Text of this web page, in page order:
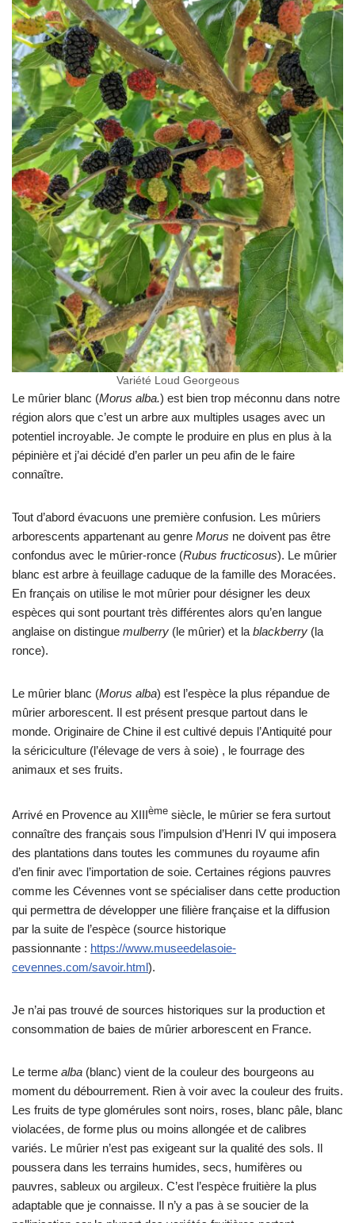
Variété Loud Georgeous
Le mûrier blanc (Morus alba.) est bien trop méconnu dans notre
région alors que c’est un arbre aux multiples usages avec un
potentiel incroyable. Je compte le produire en plus en plus à la
pépinière et j’ai décidé d’en parler un peu afin de le faire
connaître.
Tout d’abord évacuons une première confusion. Les mûriers
arborescents appartenant au genre Morus ne doivent pas être
confondus avec le mûrier-ronce (Rubus fructicosus). Le mûrier
blanc est arbre à feuillage caduque de la famille des Moracées.
En français on utilise le mot mûrier pour désigner les deux
espèces qui sont pourtant très différentes alors qu’en langue
anglaise on distingue mulberry (le mûrier) et la blackberry (la
ronce).
Le mûrier blanc (Morus alba) est l’espèce la plus répandue de
mûrier arborescent. Il est présent presque partout dans le
monde. Originaire de Chine il est cultivé depuis l’Antiquité pour
la sériciculture (l’élevage de vers à soie) , le fourrage des
animaux et ses fruits.
Arrivé en Provence au XIIIème siècle, le mûrier se fera surtout
connaître des français sous l’impulsion d’Henri IV qui imposera
des plantations dans toutes les communes du royaume afin
d’en finir avec l’importation de soie. Certaines régions pauvres
comme les Cévennes vont se spécialiser dans cette production
qui permettra de développer une filière française et la diffusion
par la suite de l’espèce (source historique
passionnante : https://www.museedelasoie-
cevennes.com/savoir.html).
Je n’ai pas trouvé de sources historiques sur la production et
consommation de baies de mûrier arborescent en France.
Le terme alba (blanc) vient de la couleur des bourgeons au
moment du débourrement. Rien à voir avec la couleur des fruits.
Les fruits de type glomérules sont noirs, roses, blanc pâle, blanc
violacées, de forme plus ou moins allongée et de calibres
variés. Le mûrier n’est pas exigeant sur la qualité des sols. Il
poussera dans les terrains humides, secs, humifères ou
pauvres, sableux ou argileux. C’est l’espèce fruitière la plus
adaptable que je connaisse. Il n’y a pas à se soucier de la